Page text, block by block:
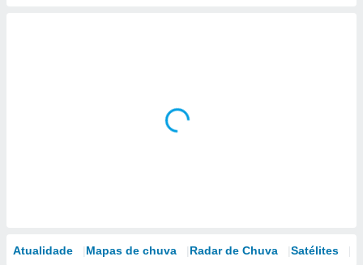
Atualidade Mapas de chuva Radar de Chuva Satélites